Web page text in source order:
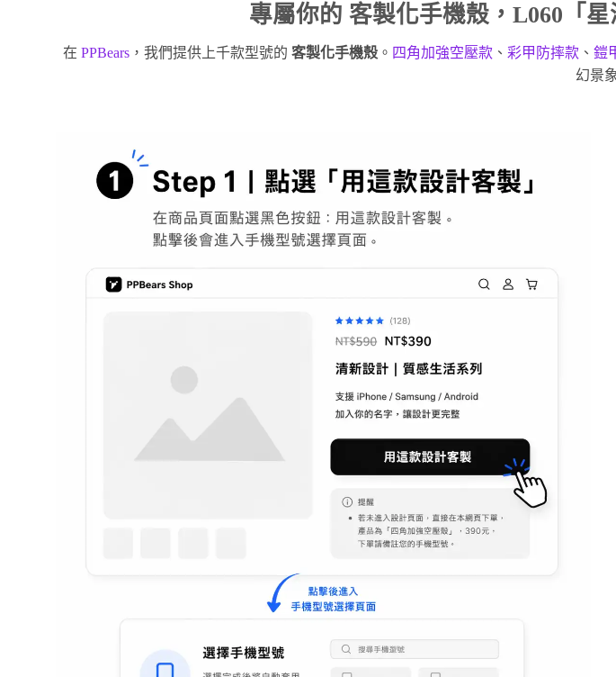
專屬你的 客製化手機殼，L060「
在 PPBears，我們提供上千款型號的 客製化手機殼。 四角加強空壓款、 彩甲防摔款、 鎧
幻景